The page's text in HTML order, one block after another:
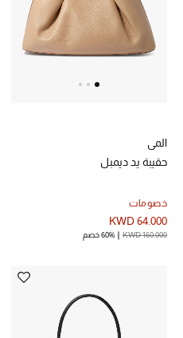
خصم حتى 70%
الموسم الجديد
أحذية النسائية
المي
حقيبة يد ديمبل
خصومات
KWD 64.000
KWD 160.000 60% خصم